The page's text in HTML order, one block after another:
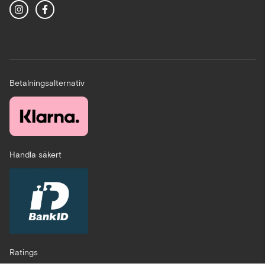
Betalningsalternativ
Handla säkert
Ratings